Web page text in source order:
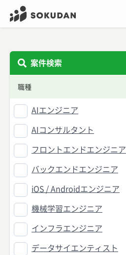
案件検索
職種
AIエンジニア
AIコンサルタント
フロントエンドエンジニア
バックエンドエンジニア
iOS / Androidエンジニア
機械学習エンジニア
インフラエンジニア
データサイエンティスト